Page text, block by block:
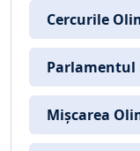
Cercurile
Parlamentul
Mișcarea